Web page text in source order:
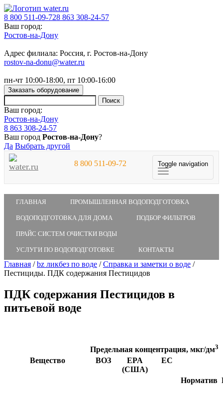
8 800 511-09-728 863 308-24-57
Ваш город:
Ростов-на-Дону
Адрес филиала: Россия, г. Ростов-на-Дону
rostov-na-donu@water.ru
пн-чт 10:00-18:00, пт 10:00-16:00
Заказать оборудование
Ваш город:
Ростов-на-Дону
8 863 308-24-57
Ваш город Ростов-на-Дону?
Да Выбрать другой
Toggle navigation
8 800 511-09-72
ГЛАВНАЯ ПРОМЫШЛЕННАЯ ВОДОПОДГОТОВКА
ВОДОПОДГОТОВКА ДЛЯ ДОМА ПОДБОР ФИЛЬТРОВ
ПРАЙС СИСТЕМ ОЧИСТКИ ВОДЫ
УСЛУГИ ПО ВОДОПОДГОТОВКЕ КОНТАКТЫ
Главная /bz ликбез по воде /Справка и заметки о воде /
Пестициды. ПДК содержания Пестицидов
ПДК содержания Пестицидов в
питьевой воде
Предельная концентрация, мкг/дм3
Вещество ВОЗ
EPA
(США)
ЕС
Норматив